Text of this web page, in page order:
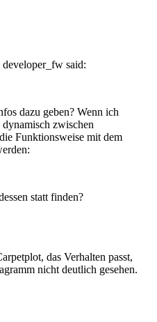
said:
dazu geben? Wenn ich
zwischen
Funktionsweise mit dem
statt finden?
das Verhalten passt,
nicht deutlich gesehen.